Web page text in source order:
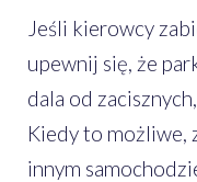
Jeśli kierowcy
upewnij się, że
dala od
Kiedy to możliwe,
innym